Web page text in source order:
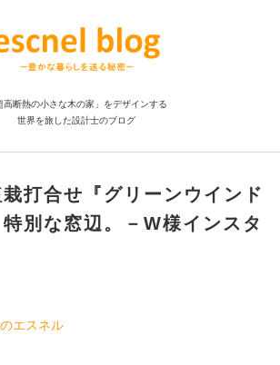
高断熱の小さな木の家」をデザインする
世界を旅した設計士のブログ
栽打合せ『グリーンウインド
別な窓辺。－W様インスタ
エスネル